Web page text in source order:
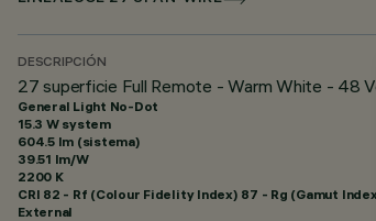
DESCRIPCIÓN
27 superficie Full Remote - Warm White - 48
General Light No-Dot
15.3 W system
604.5 lm (sistema)
39.51 lm/W
2200 K
CRI 82 - Rf (Colour Fidelity Index) 87 - Rg (Gamut
External